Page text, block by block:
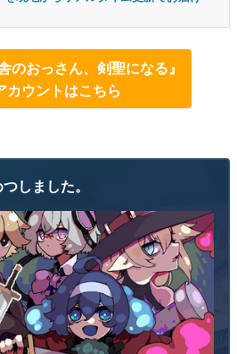
のおっさん、剣聖になる』
カウントはこちら
しました。